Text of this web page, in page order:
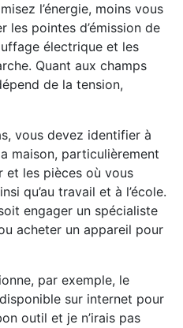
l’énergie, moins vous
les pointes d’émission de
électrique et les
Quant aux champs
de la tension,
vous devez identifier à
maison, particulièrement
et les pièces où vous
qu’au travail et à l’école.
engager un spécialiste
acheter un appareil pour
par exemple, le
disponible sur internet pour
outil et je n’irais pas